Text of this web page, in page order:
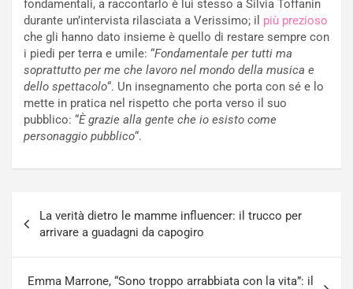
fondamentali, a raccontarlo è lui stesso a Silvia Toffanin
durante un’intervista rilasciata a Verissimo; il più prezioso
che gli hanno dato insieme è quello di restare sempre con
i piedi per terra e umile: “Fondamentale per tutti ma
soprattutto per me che lavoro nel mondo della musica e
dello spettacolo“. Un insegnamento che porta con sé e lo
mette in pratica nel rispetto che porta verso il suo
pubblico: “È grazie alla gente che io esisto come
personaggio pubblico“.
articoli
La verità dietro le mamme influencer: il trucco per
arrivare a guadagni da capogiro
Emma Marrone, “Sono troppo arrabbiata con la vita”: il